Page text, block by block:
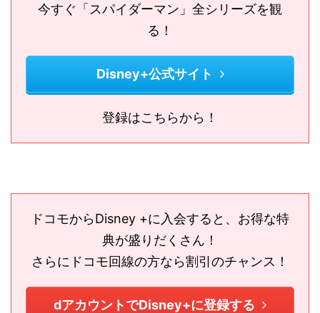
今すぐ「スパイダーマン」全シリーズを観
る！
Disney+公式サイト
登録はこちらから！
ドコモからDisney +に入会すると、お得な特
典が盛りだくさん！
さらにドコモ回線の方なら割引のチャンス！
dアカウントでDisney+に登録する